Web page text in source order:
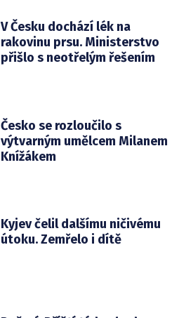
V Česku dochází lék na
rakovinu prsu. Ministerstvo
přišlo s neotřelým řešením
Česko se rozloučilo s
výtvarným umělcem Milanem
Knížákem
Kyjev čelil dalšímu ničivému
útoku. Zemřelo i dítě